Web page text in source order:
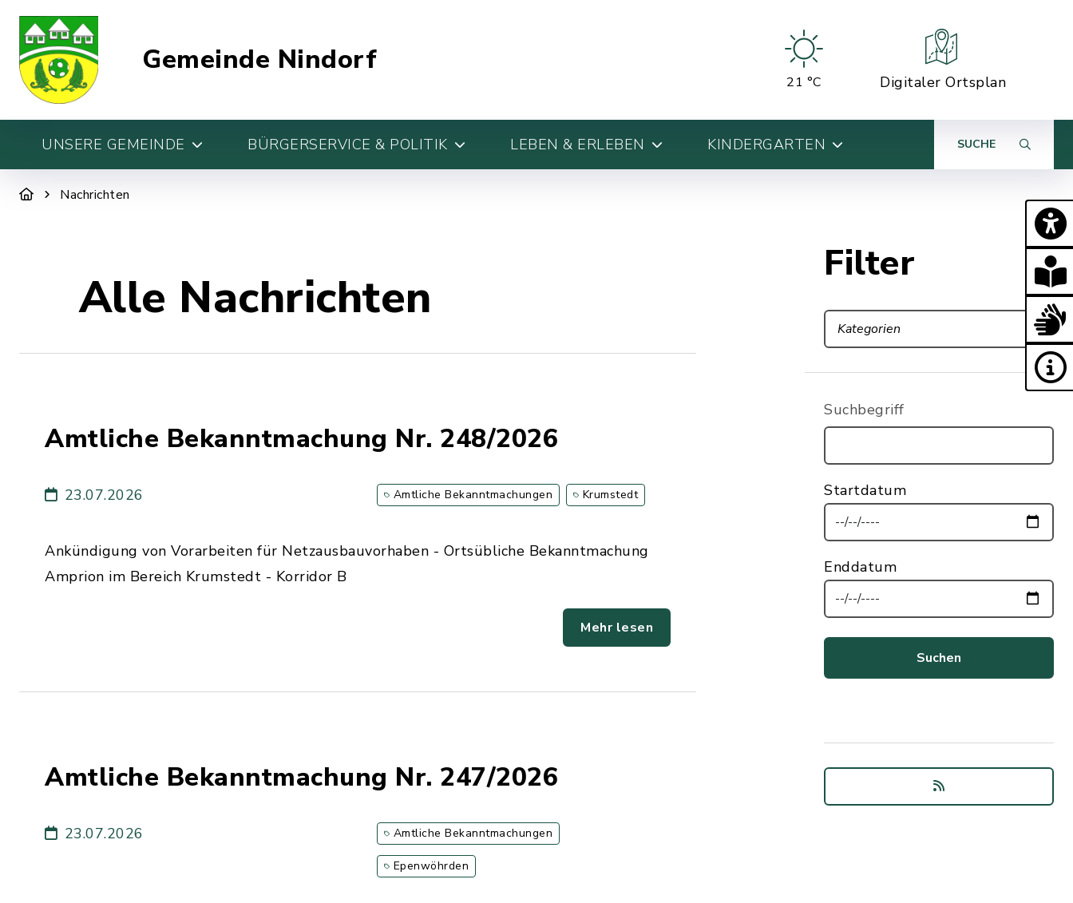
Gemeinde Nindorf
21 °C Digitaler Ortsplan
UNSERE GEMEINDE BÜRGERSERVICE & POLITIK LEBEN & ERLEBEN KINDERGARTEN SUCHE
Nachrichten
Alle Nachrichten
Amtliche Bekanntmachung Nr. 248/2026
23.07.2026 Amtliche Bekanntmachungen Krumstedt
Ankündigung von Vorarbeiten für Netzausbauvorhaben - Ortsübliche Bekanntmachung
Amprion im Bereich Krumstedt - Korridor B
Mehr lesen
Amtliche Bekanntmachung Nr. 247/2026
23.07.2026 Amtliche Bekanntmachungen
Epenwöhrden
Filter
Kategorien
Suchbegriff
Startdatum
Enddatum